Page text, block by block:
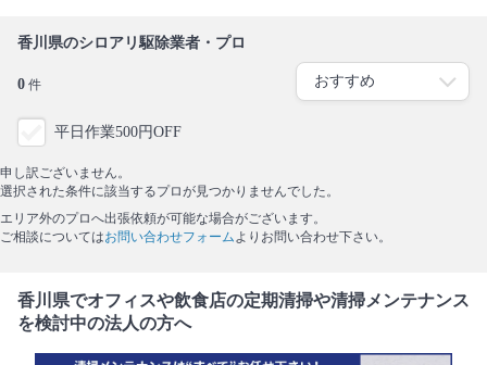
香川県のシロアリ駆除業者・プロ
0 件
平日作業500円OFF
申し訳ございません。
選択された条件に該当するプロが見つかりませんでした。
エリア外のプロへ出張依頼が可能な場合がございます。
ご相談についてはお問い合わせフォーム よりお問い合わせ下さい。
香川県でオフィスや飲食店の定期清掃や清掃メンテナンス
を検討中の法人の方へ